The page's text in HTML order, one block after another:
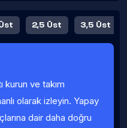
2,5 Üst 3,5 Üst
kurun ve takım
olarak izleyin. Yapay
dair daha doğru